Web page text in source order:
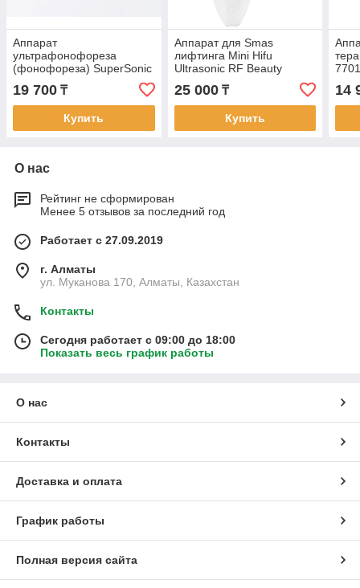
Аппарат
ультрафонофореза
(фонофореза) SuperSonic
19 700 ₸
Купить
Аппарат для Smas
лифтинга Mini Hifu
Ultrasonic RF Beauty
25 000₸
Купить
14
О нас
Рейтинг не сформирован
Менее 5 отзывов за последний год
Работает с 27.09.2019
г. Алматы
ул. Муканова 170, Алматы, Казахстан
Контакты
Сегодня работает с 09:00 до 18:00
Показать весь график работы
О нас
Контакты
Доставка и оплата
График работы
Полная версия сайта